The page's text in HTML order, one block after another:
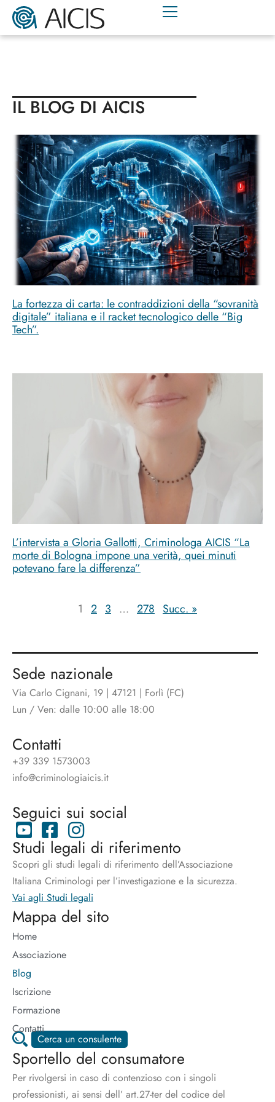
IL BLOG DI AICIS
La fortezza di carta: le contraddizioni della “sovranità
digitale” italiana e il racket tecnologico delle “Big
Tech”.
L’intervista a Gloria Gallotti, Criminologa AICIS “La
morte di Bologna impone una verità, quei minuti
potevano fare la differenza”
1 2 3 … 278 Succ. »
Sede nazionale
Via Carlo Cignani, 19 | 47121 | Forlì (FC)
Lun / Ven: dalle 10:00 alle 18:00
Contatti
+39 339 1573003
info@criminologiaicis.it
Seguici sui social
Studi legali di riferimento
Scopri gli studi legali di riferimento dell’Associazione
Italiana Criminologi per l’investigazione e la sicurezza.
Vai agli Studi legali
Mappa del sito
Home
Associazione
Blog
Iscrizione
Formazione
Contatti
Cerca un consulente
Sportello del consumatore
Per rivolgersi in caso di contenzioso con i singoli
professionisti, ai sensi dell’ art.27-ter del codice del